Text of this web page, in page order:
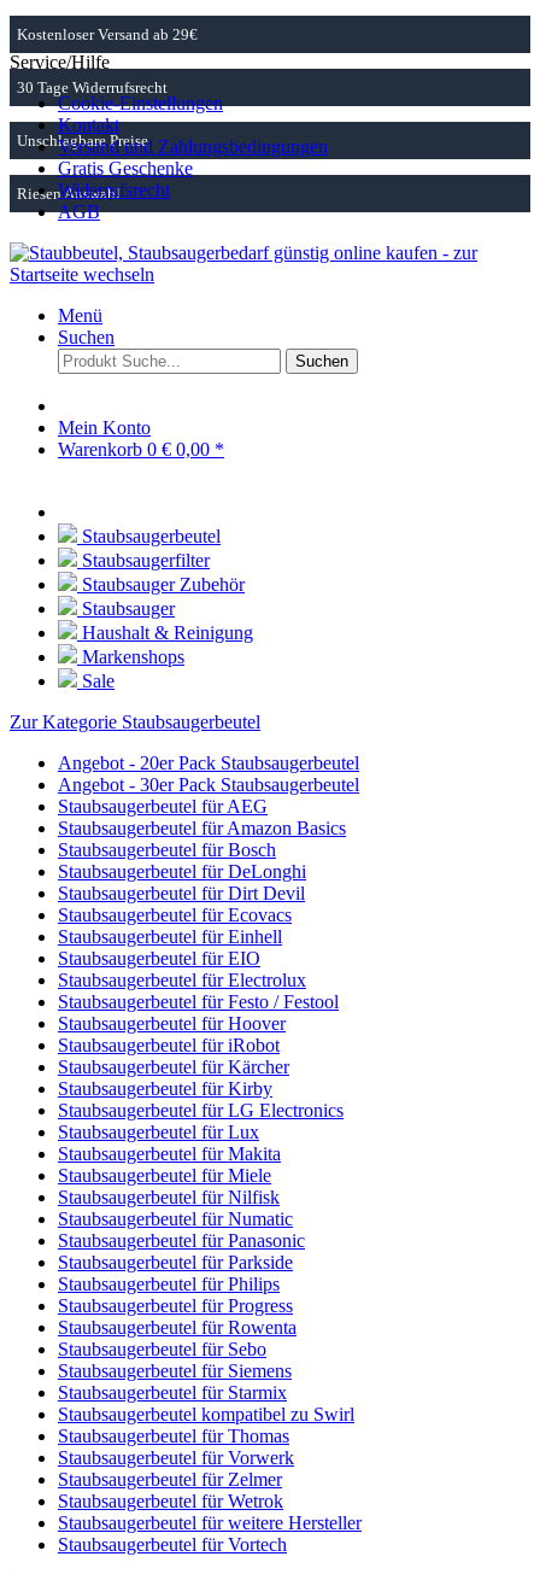
Kostenloser Versand ab 29€
30 Tage Widerrufsrecht
Unschlagbare Preise
Riesen Auswahl
Service/Hilfe
Cookie-Einstellungen
Kontakt
Versand und Zahlungsbedingungen
Gratis Geschenke
Widerrufsrecht
AGB
Menü
Suchen
Suchen
Mein Konto
Warenkorb 0 € 0,00 *
Staubsaugerbeutel
Staubsaugerfilter
Staubsauger Zubehör
Staubsauger
Haushalt & Reinigung
Markenshops
Sale
Zur Kategorie Staubsaugerbeutel
Angebot - 20er Pack Staubsaugerbeutel
Angebot - 30er Pack Staubsaugerbeutel
Staubsaugerbeutel für AEG
Staubsaugerbeutel für Amazon Basics
Staubsaugerbeutel für Bosch
Staubsaugerbeutel für DeLonghi
Staubsaugerbeutel für Dirt Devil
Staubsaugerbeutel für Ecovacs
Staubsaugerbeutel für Einhell
Staubsaugerbeutel für EIO
Staubsaugerbeutel für Electrolux
Staubsaugerbeutel für Festo / Festool
Staubsaugerbeutel für Hoover
Staubsaugerbeutel für iRobot
Staubsaugerbeutel für Kärcher
Staubsaugerbeutel für Kirby
Staubsaugerbeutel für LG Electronics
Staubsaugerbeutel für Lux
Staubsaugerbeutel für Makita
Staubsaugerbeutel für Miele
Staubsaugerbeutel für Nilfisk
Staubsaugerbeutel für Numatic
Staubsaugerbeutel für Panasonic
Staubsaugerbeutel für Parkside
Staubsaugerbeutel für Philips
Staubsaugerbeutel für Progress
Staubsaugerbeutel für Rowenta
Staubsaugerbeutel für Sebo
Staubsaugerbeutel für Siemens
Staubsaugerbeutel für Starmix
Staubsaugerbeutel kompatibel zu Swirl
Staubsaugerbeutel für Thomas
Staubsaugerbeutel für Vorwerk
Staubsaugerbeutel für Zelmer
Staubsaugerbeutel für Wetrok
Staubsaugerbeutel für weitere Hersteller
Staubsaugerbeutel für Vortech